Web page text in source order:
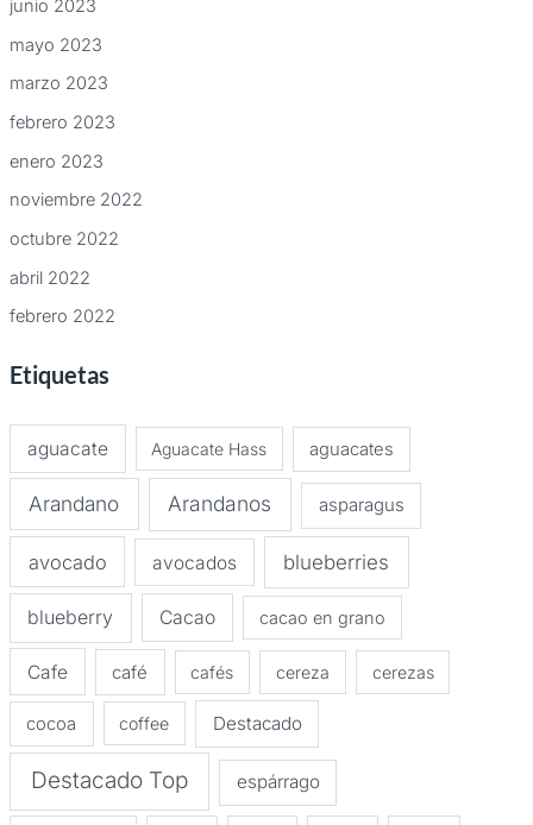
junio 2023
mayo 2023
marzo 2023
febrero 2023
enero 2023
noviembre 2022
octubre 2022
abril 2022
febrero 2022
Etiquetas
aguacate Aguacate Hass aguacates
Arandano Arandanos asparagus
avocado avocados blueberries
blueberry Cacao cacao en grano
Cafe café cafés cereza cerezas
cocoa coffee Destacado
Destacado Top espárrago